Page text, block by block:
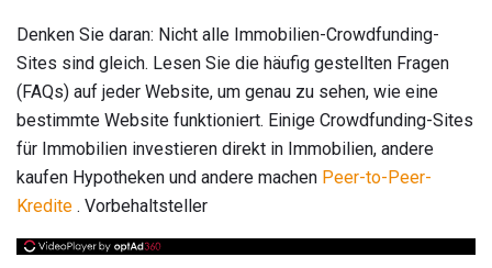
Denken Sie daran: Nicht alle Immobilien-Crowdfunding-
Sites sind gleich. Lesen Sie die häufig gestellten Fragen
(FAQs) auf jeder Website, um genau zu sehen, wie eine
bestimmte Website funktioniert. Einige Crowdfunding-Sites
für Immobilien investieren direkt in Immobilien, andere
kaufen Hypotheken und andere machen Peer-to-Peer-
Kredite . Vorbehaltsteller